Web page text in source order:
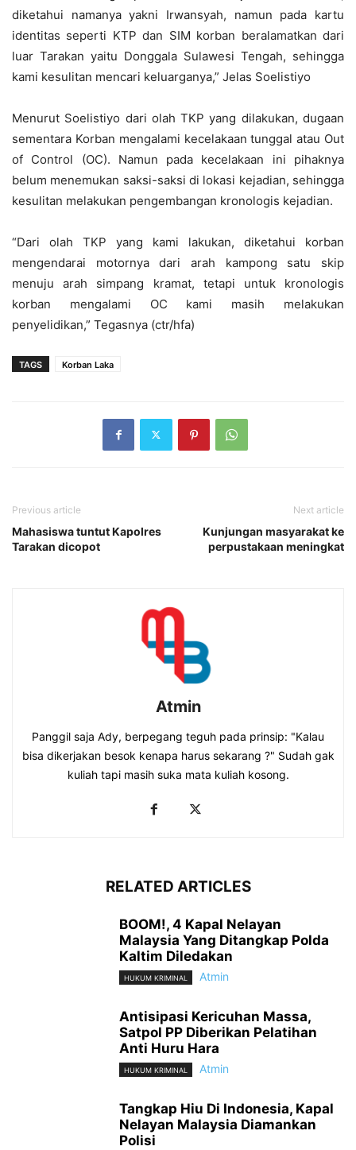
diketahui namanya yakni Irwansyah, namun pada kartu
identitas seperti KTP dan SIM korban beralamatkan dari
luar Tarakan yaitu Donggala Sulawesi Tengah, sehingga
kami kesulitan mencari keluarganya,” Jelas Soelistiyo
Menurut Soelistiyo dari olah TKP yang dilakukan, dugaan
sementara Korban mengalami kecelakaan tunggal atau Out
of Control (OC). Namun pada kecelakaan ini pihaknya
belum menemukan saksi-saksi di lokasi kejadian, sehingga
kesulitan melakukan pengembangan kronologis kejadian.
“Dari olah TKP yang kami lakukan, diketahui korban
mengendarai motornya dari arah kampong satu skip
menuju arah simpang kramat, tetapi untuk kronologis
korban mengalami OC kami masih melakukan
penyelidikan,” Tegasnya (ctr/hfa)
TAGS Korban Laka
Previous article
Mahasiswa tuntut Kapolres
Tarakan dicopot
Next article
Kunjungan masyarakat ke
perpustakaan meningkat
Atmin
Panggil saja Ady, berpegang teguh pada prinsip: "Kalau
bisa dikerjakan besok kenapa harus sekarang ?" Sudah gak
kuliah tapi masih suka mata kuliah kosong.
RELATED ARTICLES
BOOM!, 4 Kapal Nelayan
Malaysia Yang Ditangkap Polda
Kaltim Diledakan
HUKUM KRIMINAL Atmin
Antisipasi Kericuhan Massa,
Satpol PP Diberikan Pelatihan
Anti Huru Hara
HUKUM KRIMINAL Atmin
Tangkap Hiu Di Indonesia, Kapal
Nelayan Malaysia Diamankan
Polisi